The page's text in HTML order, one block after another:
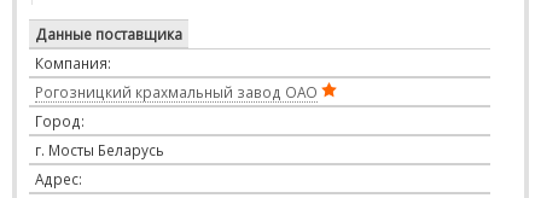
Данные поставщика
Компания:
Рогозницкий крахмальный завод ОАО
Город:
г. Мосты Беларусь
Адрес: